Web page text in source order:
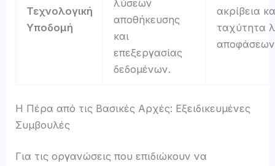
Τεχνολογική
Υποδομή
λύσεων
αποθήκευσης
και
επεξεργασίας
δεδομένων.
ακρίβεια
ταχύτητα
Η Πέρα από τις Βασικές Αρχές: Εξειδικευμένες
Συμβουλές
Για τις οργανώσεις που επιδιώκουν να